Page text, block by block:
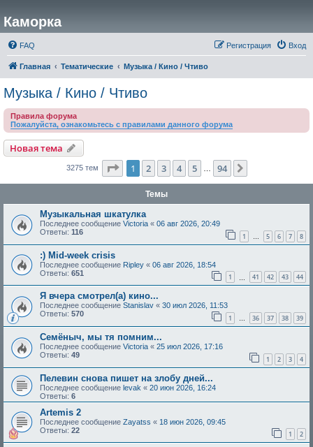
Каморка
FAQ Вход
Регистрация
Главная Тематические Музыка / Кино / Чтиво
Музыка / Кино / Чтиво
Правила форума
Пожалуйста, ознакомьтесь с правилами данного форума
Новая тема
3275 тем Страница из 94
1 2 3 4 5 94
Темы
Музыкальная шкатулка
Последнее сообщение Victoria « 06 авг 2026, 20:49
Ответы: 116 1 … 5 6 7 8
:) Mid-week crisis
Последнее сообщение Ripley « 06 авг 2026, 18:54
Ответы: 651 1 41 42 43 44
Я вчера смотрел(а) кино...
Последнее сообщение Stanislav « 30 июл 2026, 11:53
Ответы: 570 1 … 36 37 38 39
Семёныч, мы тя помним...
Последнее сообщение Victoria « 25 июл 2026, 17:16
Ответы: 49 1 2 3 4
Пелевин снова пишет на злобу дней...
Последнее сообщение levak « 20 июн 2026, 16:24
Ответы: 6
Artemis 2
Последнее сообщение Zayatss « 18 июн 2026, 09:45
Ответы: 22 1 2